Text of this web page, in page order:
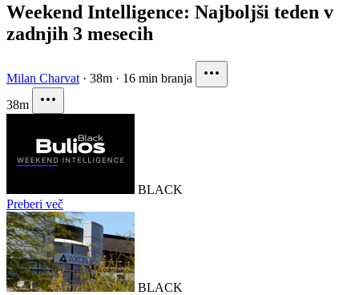
Weekend Intelligence: Najboljši teden v
zadnjih 3 mesecih
Milan Charvat · 38m · 16 min branja
38m
BLACK
Preberi več
BLACK